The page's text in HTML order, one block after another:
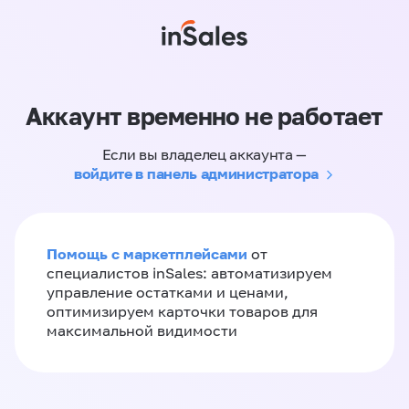
Аккаунт временно не работает
Если вы владелец аккаунта —
войдите в панель администратора
Помощь с маркетплейсами от
специалистов inSales: автоматизируем
управление остатками и ценами,
оптимизируем карточки товаров для
максимальной видимости